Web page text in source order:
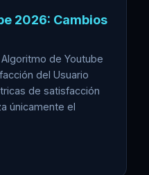
2026: Cambios
de Youtube
del Usuario
de satisfacción
únicamente el